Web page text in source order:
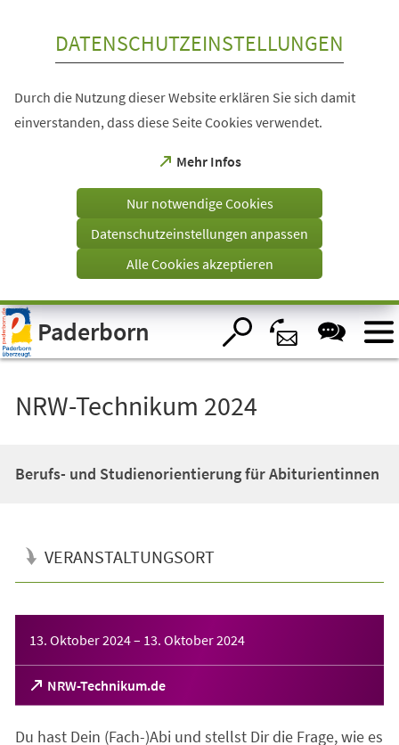
Visuelle
Assistenzsoftware
öffnen.
DATENSCHUTZEINSTELLUNGEN
Durch die Nutzung dieser Website erklären Sie sich damit
einverstanden, dass diese Seite Cookies verwendet.
Mehr Infos
(Öffnet
einem
Tab)
Nur notwendige Cookies
Datenschutzeinstellungen anpassen
Alle Cookies akzeptieren
Paderborn
NRW-Technikum 2024
Berufs- und Studienorientierung für Abiturientinnen
VERANSTALTUNGSORT
13. Oktober 2024– 13. Oktober 2024
NRW-Technikum.de
(Öffnet
in
neuen
Du hast Dein (Fach-)Abi und stellst Dir die Frage, wie es